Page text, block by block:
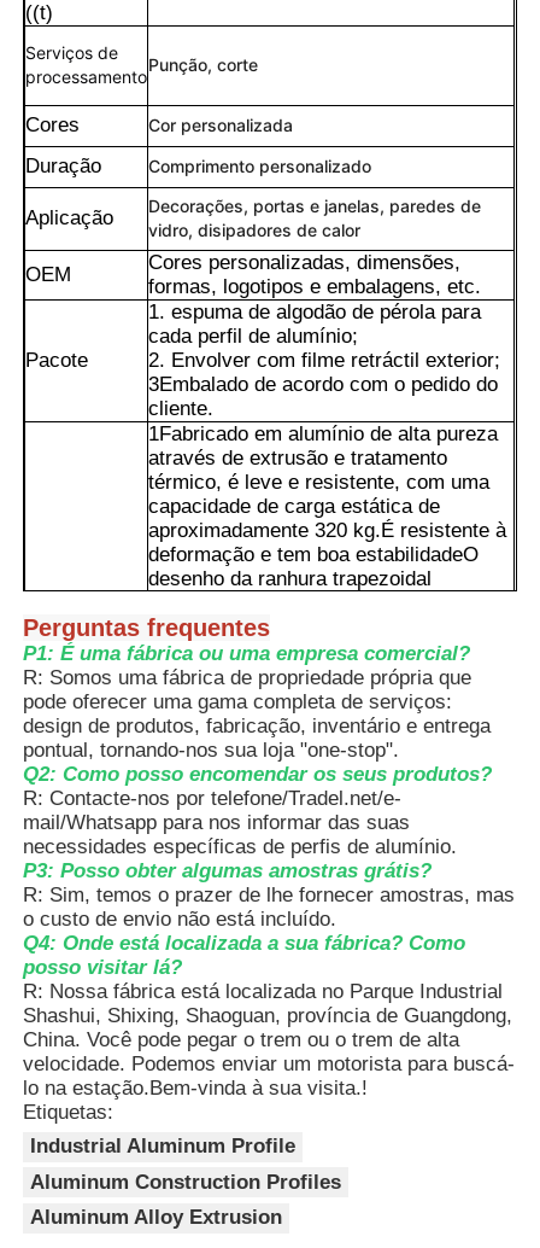
Controle de qualidade
Contate-nos
Notícias
Solicitar um Orçamento
Perfis de alumínio de extrusão
Perfis de cozinha de alumínio
Perfis da janela de alumínio
Perfis de portas de alumínio
((t)
Serviços de
processamento
Punção, corte
Cores Cor personalizada
Duração Comprimento personalizado
Aplicação
Decorações, portas e janelas, paredes de
vidro, disipadores de calor
OEM
Cores personalizadas, dimensões,
formas, logotipos e embalagens, etc.
Pacote
1. espuma de algodão de pérola para
cada perfil de alumínio;
2. Envolver com filme retráctil exterior;
3Embalado de acordo com o pedido do
cliente.
Vantagens
1Fabricado em alumínio de alta pureza
através de extrusão e tratamento
térmico, é leve e resistente, com uma
capacidade de carga estática de
aproximadamente 320 kg.É resistente à
deformação e tem boa estabilidadeO
desenho da ranhura trapezoidal
mais uniforme das tensões.
2O slot padronizado pode encaixar
perfeitamente vários acessórios.e
também é muito conveniente para
adicionar ou modificar o equipamento na
fase posterior, poupando muito tempo e
custos.
3Após tratamento anodizante, a
espessura da película de óxido pode
atingir mais de 15 μm, sendo resistente
à corrosão e anti-oxidante.Pode ser
utilizado em ambientes complexos, tais
como oficinas e laboratórios úmidos, e a
sua vida útil é muito mais longa do que
a dos perfis comuns.
4Pode ser utilizado desde linhas de
produção automatizadas e estruturas de
equipamento até bancas de trabalho e
prateleiras de armazenamento.Mesmo
cenários com alta precisão e requisitos
precisão e salas limpas pode lidar com
ele.
Perguntas frequentes
P1: É uma fábrica ou uma empresa comercial?
R: Somos uma fábrica de propriedade própria que
pode oferecer uma gama completa de serviços:
design de produtos, fabricação, inventário e entrega
pontual, tornando-nos sua loja "one-stop".
Q2: Como posso encomendar os seus produtos?
R: Contacte-nos por telefone/Tradel.net/e-
mail/Whatsapp para nos informar das suas
necessidades específicas de perfis de alumínio.
P3: Posso obter algumas amostras grátis?
R: Sim, temos o prazer de lhe fornecer amostras, mas
o custo de envio não está incluído.
Q4: Onde está localizada a sua fábrica? Como
posso visitar lá?
R: Nossa fábrica está localizada no Parque Industrial
Shashui, Shixing, Shaoguan, província de Guangdong,
China. Você pode pegar o trem ou o trem de alta
velocidade. Podemos enviar um motorista para buscá-
lo na estação.Bem-vinda à sua visita.!
Etiquetas:
Industrial Aluminum Profile
Aluminum Construction Profiles
Aluminum Alloy Extrusion